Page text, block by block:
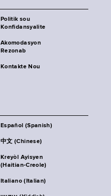
Politik sou
Konfidansyalite
Akomodasyon
Rezonab
Kontakte Nou
Español (Spanish)
中文 (Chinese)
Kreyòl Ayisyen
(Haitian-Creole)
Italiano (Italian)